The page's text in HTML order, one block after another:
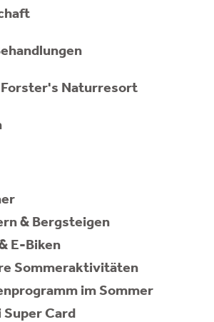
Forster's Naturresort
& Bergsteigen
E-Biken
Sommeraktivitäten
im Sommer
Super Card